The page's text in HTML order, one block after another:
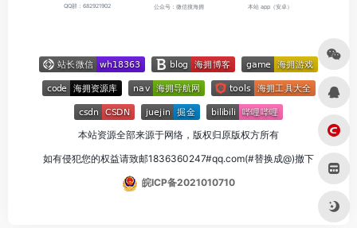
QQ群：682921902 公众号：微信搜海拥 本站 app（安卓）
本站资源全部来源于网络，版权归原版权方所有
如有侵犯您的权益请致邮1836360247#qq.com(#替换成@)撤下
皖ICP备2021010710